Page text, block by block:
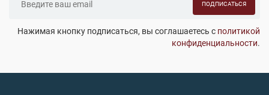
ПОДПИСАТЬСЯ
Нажимая кнопку подписаться, вы соглашаетесь с политикой
конфиденциальности.